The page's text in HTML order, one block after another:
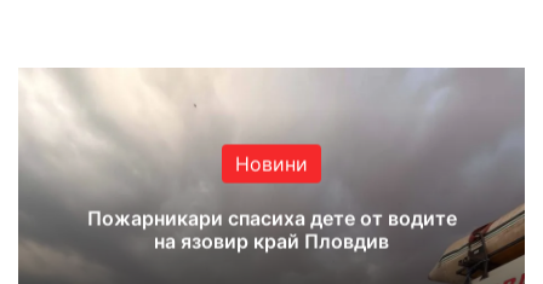
te bo
ub ra
Новини
Пожарникари спасиха дете от водите
на язовир край Пловдив